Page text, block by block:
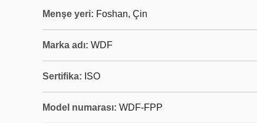
Menşe yeri: Foshan, Çin
Marka adı: WDF
Sertifika: ISO
Model numarası: WDF-FPP